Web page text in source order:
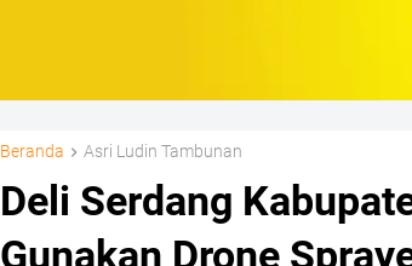
Beranda Asri Ludin Tambunan
Deli Serdang
Gunakan Drone